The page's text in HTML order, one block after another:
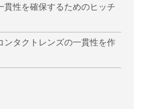
性を確保するためのヒッチ
タクトレンズの一貫性を作